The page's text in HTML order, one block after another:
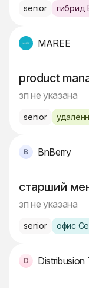
senior гибрид
MAREE
product
зп не указана
senior
BnBerry
старший
зп не указана
senior офис
Distribusion